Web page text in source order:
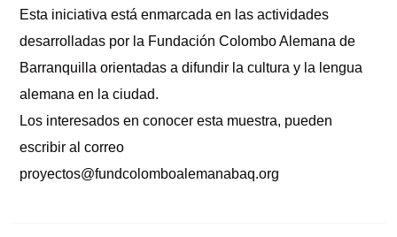
Esta iniciativa está enmarcada en las actividades
desarrolladas por la Fundación Colombo Alemana de
Barranquilla orientadas a difundir la cultura y la lengua
alemana en la ciudad.
Los interesados en conocer esta muestra, pueden
escribir al correo
proyectos@fundcolomboalemanabaq.org